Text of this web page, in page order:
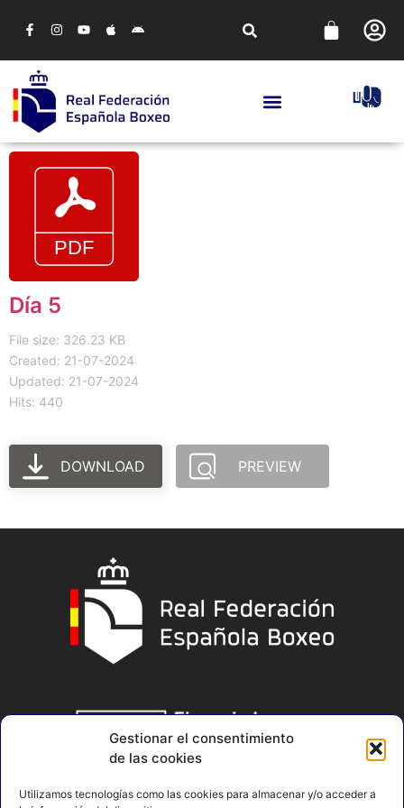
Gestionar el consentimiento
de las cookies
Utilizamos tecnologías como las cookies para almacenar y/o acceder a
Día 5
File size: 326.23 KB
Created: 21-07-2024
Updated: 21-07-2024
Hits: 440
DOWNLOAD PREVIEW